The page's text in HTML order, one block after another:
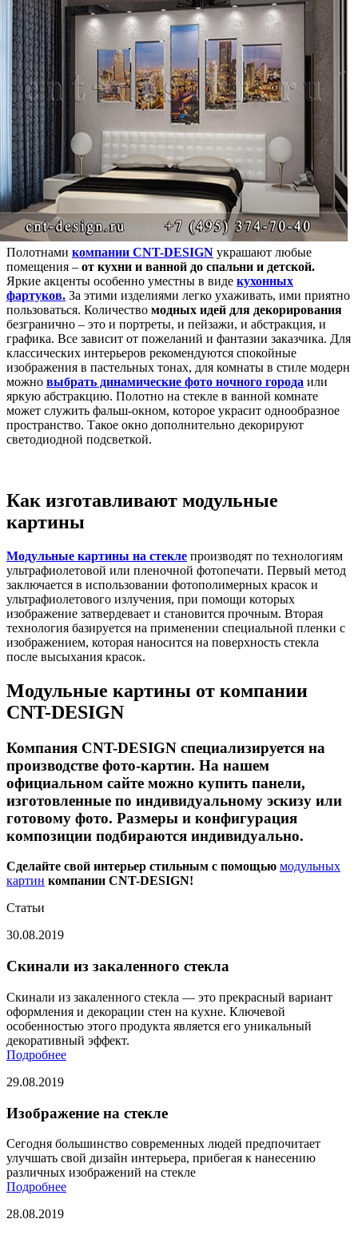
Полотнами компании CNT-DESIGN украшают любые
помещения – от кухни и ванной до спальни и детской.
Яркие акценты особенно уместны в виде кухонных
фартуков. За этими изделиями легко ухаживать, ими приятно
пользоваться. Количество модных идей для декорирования
безгранично – это и портреты, и пейзажи, и абстракция, и
графика. Все зависит от пожеланий и фантазии заказчика. Для
классических интерьеров рекомендуются спокойные
изображения в пастельных тонах, для комнаты в стиле модерн
можно выбрать динамические фото ночного города или
яркую абстракцию. Полотно на стекле в ванной комнате
может служить фальш-окном, которое украсит однообразное
пространство. Такое окно дополнительно декорируют
светодиодной подсветкой.
Как изготавливают модульные
картины
Модульные картины на стекле производят по технологиям
ультрафиолетовой или пленочной фотопечати. Первый метод
заключается в использовании фотополимерных красок и
ультрафиолетового излучения, при помощи которых
изображение затвердевает и становится прочным. Вторая
технология базируется на применении специальной пленки с
изображением, которая наносится на поверхность стекла
после высыхания красок.
Модульные картины от компании
CNT-DESIGN
Компания CNT-DESIGN специализируется на
производстве фото-картин. На нашем
официальном сайте можно купить панели,
изготовленные по индивидуальному эскизу или
готовому фото. Размеры и конфигурация
композиции подбираются индивидуально.
Сделайте свой интерьер стильным с помощью модульных
картин компании CNT-DESIGN!
Статьи
30.08.2019
Скинали из закаленного стекла
Скинали из закаленного стекла — это прекрасный вариант
оформления и декорации стен на кухне. Ключевой
особенностью этого продукта является его уникальный
декоративный эффект.
Подробнее
29.08.2019
Изображение на стекле
Сегодня большинство современных людей предпочитает
улучшать свой дизайн интерьера, прибегая к нанесению
различных изображений на стекле
Подробнее
28.08.2019